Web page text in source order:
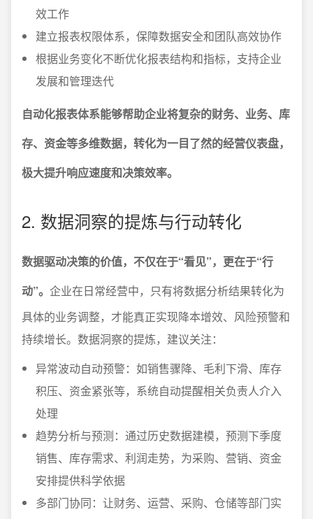
效工作
建立报表权限体系，保障数据安全和团队高效协作
根据业务变化不断优化报表结构和指标，支持企业
发展和管理迭代
自动化报表体系能够帮助企业将复杂的财务、业务、库
存、资金等多维数据，转化为一目了然的经营仪表盘，
极大提升响应速度和决策效率。
2. 数据洞察的提炼与行动转化
数据驱动决策的价值，不仅在于“看见”，更在于“行
动”。 企业在日常经营中，只有将数据分析结果转化为
具体的业务调整，才能真正实现降本增效、风险预警和
持续增长。数据洞察的提炼，建议关注：
异常波动自动预警：如销售骤降、毛利下滑、库存
积压、资金紧张等，系统自动提醒相关负责人介入
处理
趋势分析与预测：通过历史数据建模，预测下季度
销售、库存需求、利润走势，为采购、营销、资金
安排提供科学依据
多部门协同：让财务、运营、采购、仓储等部门实